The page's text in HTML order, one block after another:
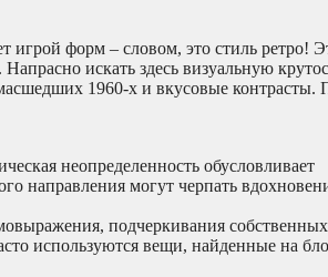
игрой форм – словом, это стиль ретро!
искать здесь визуальную
1960-х и вкусовые контрасты.
неопределенность обусловливает
направления могут черпать
подчеркивания
используются вещи, найденные на